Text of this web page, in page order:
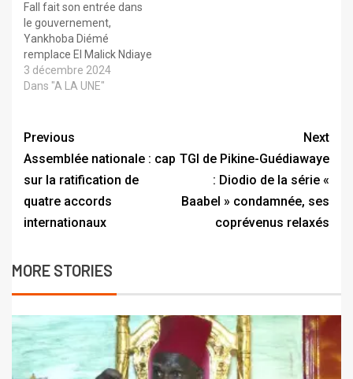
Fall fait son entrée dans
le gouvernement,
Yankhoba Diémé
remplace El Malick Ndiaye
3 décembre 2024
Dans "A LA UNE"
Previous
Assemblée nationale : cap
sur la ratification de
quatre accords
internationaux
Next
TGI de Pikine-Guédiawaye
: Diodio de la série «
Baabel » condamnée, ses
coprévenus relaxés
MORE STORIES